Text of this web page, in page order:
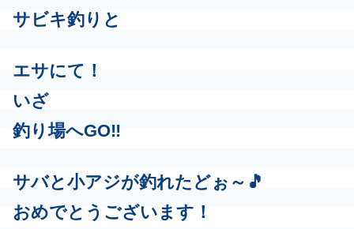
サビキ釣りと
エサにて！
いざ
釣り場へGO‼️
サバと小アジが釣れたどぉ～🎵
おめでとうございます！